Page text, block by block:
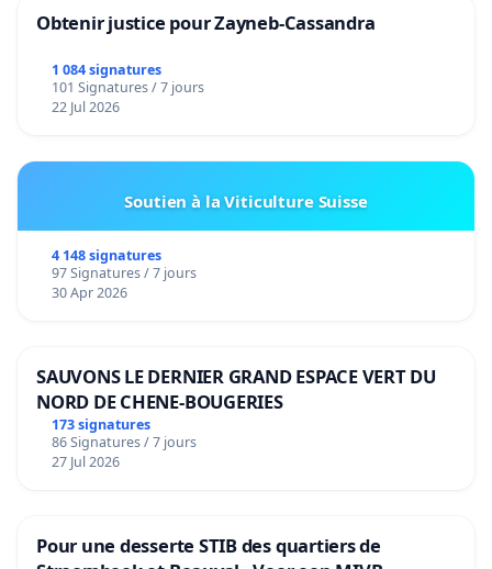
Obtenir justice pour Zayneb-Cassandra
1 084 signatures
101 Signatures / 7 jours
22 Jul 2026
Soutien à la Viticulture Suisse
4 148 signatures
97 Signatures / 7 jours
30 Apr 2026
SAUVONS LE DERNIER GRAND ESPACE VERT DU
NORD DE CHENE-BOUGERIES
173 signatures
86 Signatures / 7 jours
27 Jul 2026
Pour une desserte STIB des quartiers de